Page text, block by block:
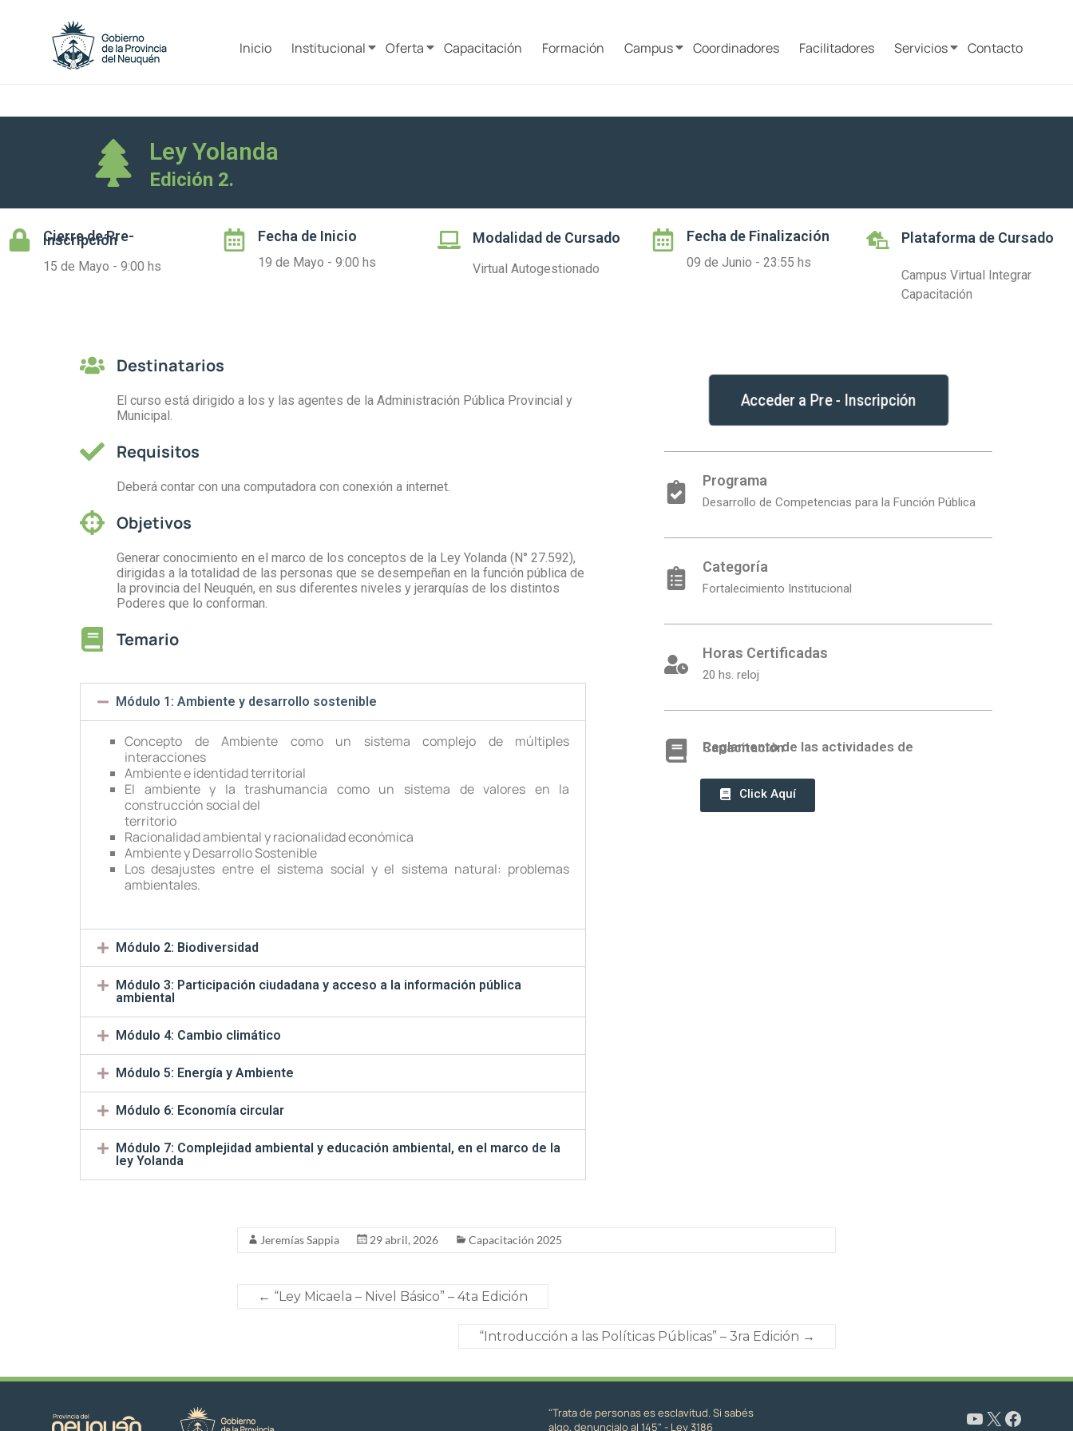
Inicio Institucional Oferta Capacitación Formación Campus Coordinadores Facilitadores Servicios Contacto
Ley Yolanda
Edición 2.
Cierre dePre-
Inscripción
15 de Mayo - 9:00 hs
Fecha de Inicio
19 de Mayo - 9:00 hs
Modalidad de Cursado
Virtual Autogestionado
Fecha de Finalización
09 de Junio - 23:55 hs
Plataforma de Cursado
Campus Virtual Integrar
Capacitación
Destinatarios
El curso está dirigido a los y las agentes de la Administración Pública Provincial y
Municipal.
Requisitos
Deberá contar con una computadora con conexión a internet.
Objetivos
Generar conocimiento en el marco de los conceptos de la Ley Yolanda (N° 27.592),
dirigidas a la totalidad de las personas que se desempeñan en la función pública de
la provincia del Neuquén, en sus diferentes niveles y jerarquías de los distintos
Poderes que lo conforman.
Temario
Módulo 1: Ambiente y desarrollo sostenible
Concepto de Ambiente como un sistema complejo de múltiples
interacciones
Ambiente e identidad territorial
El ambiente y la trashumancia como un sistema de valores en la
construcción social del
territorio
Racionalidad ambiental y racionalidad económica
Ambiente y Desarrollo Sostenible
Los desajustes entre el sistema social y el sistema natural: problemas
ambientales.
Módulo 2: Biodiversidad
Módulo 3: Participación ciudadana y acceso a la información pública
ambiental
Módulo 4: Cambio climático
Módulo 5: Energía y Ambiente
Módulo 6: Economía circular
Módulo 7: Complejidad ambiental y educación ambiental, en el marco de la
ley Yolanda
Acceder a Pre - Inscripción
Programa
Desarrollo de Competencias para la Función Pública
Categoría
Fortalecimiento Institucional
Horas Certificadas
20 hs. reloj
Reglamento de las actividades de Capacitación
Click Aquí
Jeremías Sappia 29 abril, 2026 Capacitación 2025
← “Ley Micaela – Nivel Básico” – 4ta Edición
“Introducción a las Políticas Públicas” – 3ra Edición →
"Trata de personas es esclavitud. Si sabés
algo, denuncialo al 145" - Ley 3186